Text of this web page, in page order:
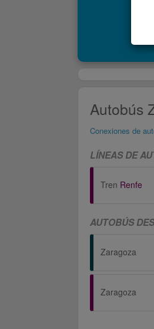
Autobús
Conexiones de
LÍNEAS DE
Tren Renfe
AUTOBÚS
Zaragoza
Zaragoza